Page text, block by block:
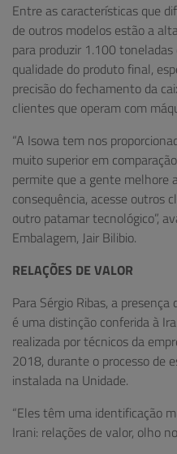
Entre as características que
de outros modelos estão a
para produzir 1.100
qualidade do produto final,
precisão do fechamento da
clientes que operam com
“A Isowa tem nos
muito superior em
permite que a gente melhore
consequência, acesse outros
outro patamar tecnológico”,
Embalagem, Jair Bilibio.
RELAÇÕES DE VALOR
Para Sérgio Ribas, a
é uma distinção conferida à
realizada por técnicos da
2018, durante o processo de
instalada na Unidade.
“Eles têm uma identificação
Irani: relações de valor, olho